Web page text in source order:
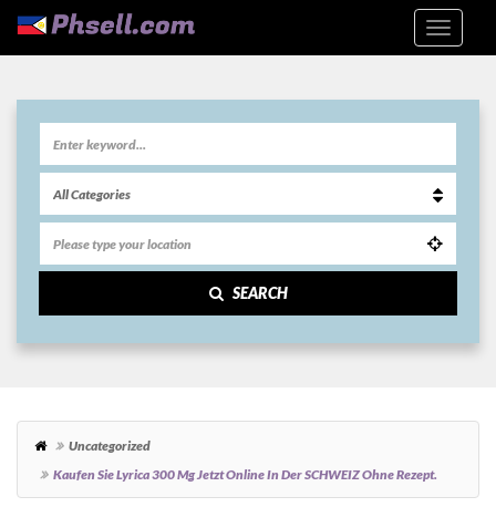
SEARCH
Uncategorized
Kaufen Sie Lyrica 300 Mg Jetzt Online In Der SCHWEIZ Ohne Rezept.